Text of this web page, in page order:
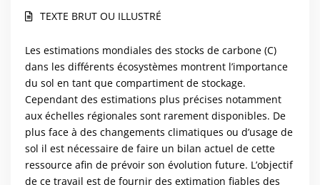
TEXTE BRUT OU ILLUSTRÉ
Les estimations mondiales des stocks de carbone (C)
dans les différents écosystèmes montrent l’importance
du sol en tant que compartiment de stockage.
Cependant des estimations plus précises notamment
aux échelles régionales sont rarement disponibles. De
plus face à des changements climatiques ou d’usage de
sol il est nécessaire de faire un bilan actuel de cette
ressource afin de prévoir son évolution future. L’objectif
de ce travail est de fournir des extimation fiables des